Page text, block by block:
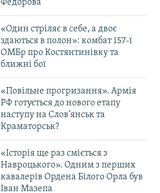
Федорова
«Один стріляє в себе, а двоє
здаються в полон»: комбат 157-ї
ОМБр про Костянтинівку та
ближні бої
«Повільне прогризання». Армія
РФ готується до нового етапу
наступу на Слов’янськ та
Краматорськ?
«Історія ще раз сміється з
Навроцького». Одним з перших
кавалерів Ордена Білого Орла був
Іван Мазепа